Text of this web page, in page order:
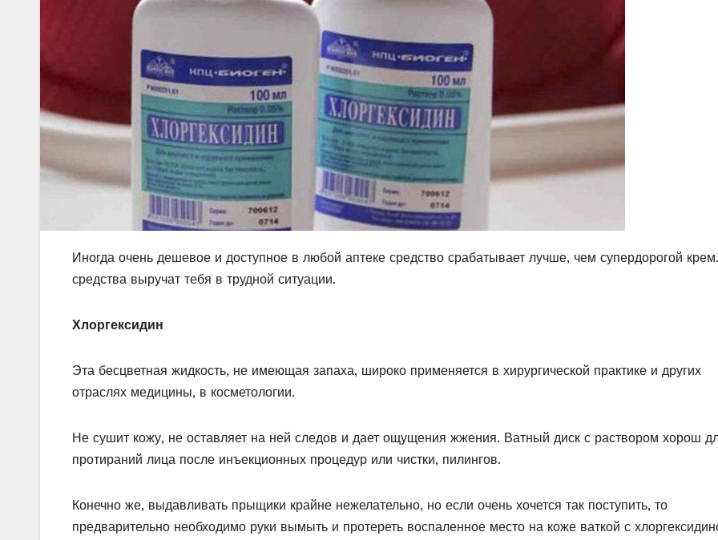
Иногда очень дешевое и доступное в любой аптеке средство срабатывает лучше, чем супердорогой
средства выручат тебя в трудной ситуации.
Хлоргексидин
Эта бесцветная жидкость, не имеющая запаха, широко применяется в хирургической практике и других
отраслях медицины, в косметологии.
Не сушит кожу, не оставляет на ней следов и дает ощущения жжения. Ватный диск с раствором хорош
протираний лица после инъекционных процедур или чистки, пилингов.
Конечно же, выдавливать прыщики крайне нежелательно, но если очень хочется так поступить, то
предварительно необходимо руки вымыть и протереть воспаленное место на коже ваткой с